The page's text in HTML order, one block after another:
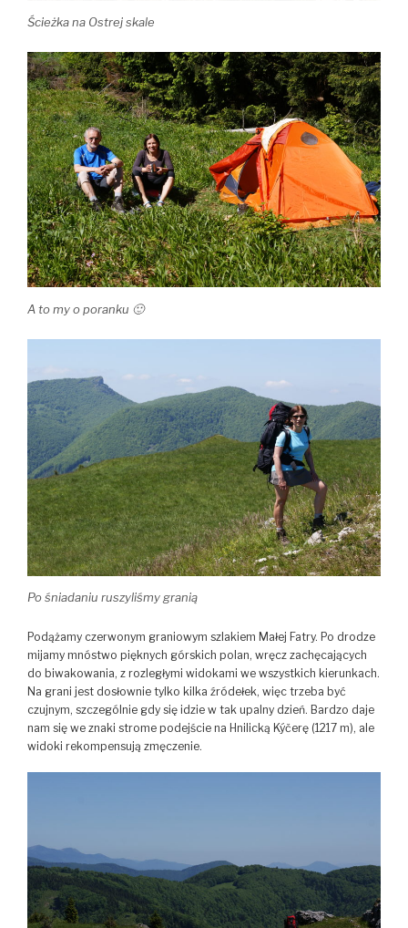
Ścieżka na Ostrej skale
A to my o poranku 🙂
Po śniadaniu ruszyliśmy granią
Podążamy czerwonym graniowym szlakiem Małej Fatry. Po drodze
mijamy mnóstwo pięknych górskich polan, wręcz zachęcających
do biwakowania, z rozległymi widokami we wszystkich kierunkach.
Na grani jest dosłownie tylko kilka źródełek, więc trzeba być
czujnym, szczególnie gdy się idzie w tak upalny dzień. Bardzo daje
nam się we znaki strome podejście na Hnilicką Kýčerę (1217 m), ale
widoki rekompensują zmęczenie.